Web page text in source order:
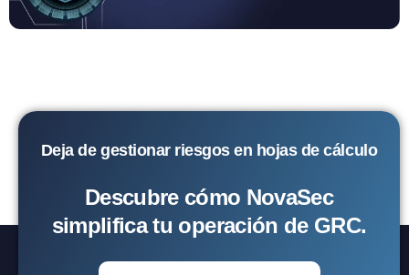
Deja de gestionar riesgos en hojas de cálculo
Descubre cómo NovaSec
simplifica tu operación de GRC.